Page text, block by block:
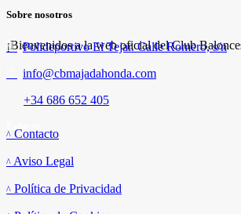
Sobre nosotros
¡Bienvenidos a la web oficial del Club
Polideportivo El Tejar. Calle Romero, s/n
info@cbmajadahonda.com
+34 686 652 405
Contacto
Aviso Legal
Política de Privacidad